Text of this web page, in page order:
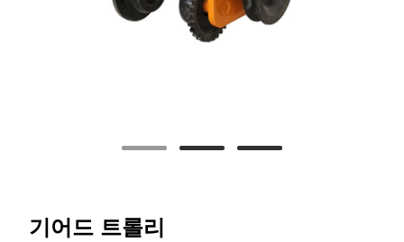
기어드 트롤리